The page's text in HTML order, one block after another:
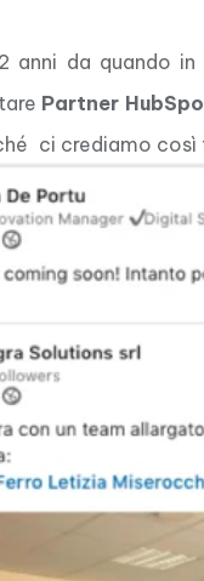
anni da quando
Partner
ci crediamo così